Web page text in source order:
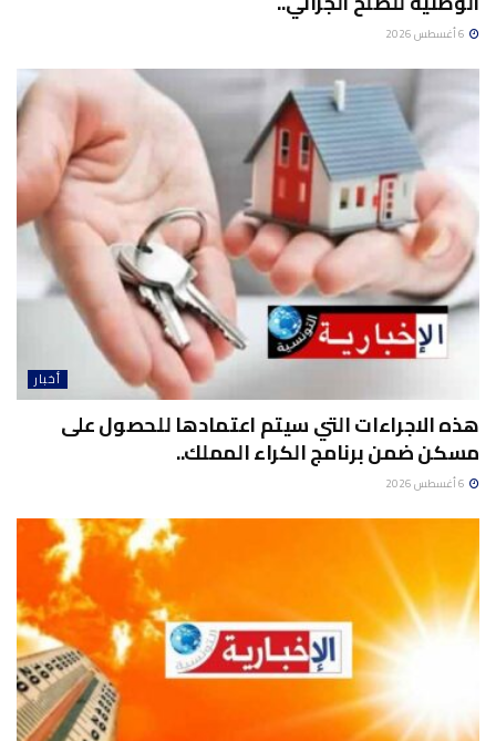
أخبار
هذه الاجراءات التي سيتم اعتمادها للحصول على
مسكن ضمن برنامج الكراء المملك..